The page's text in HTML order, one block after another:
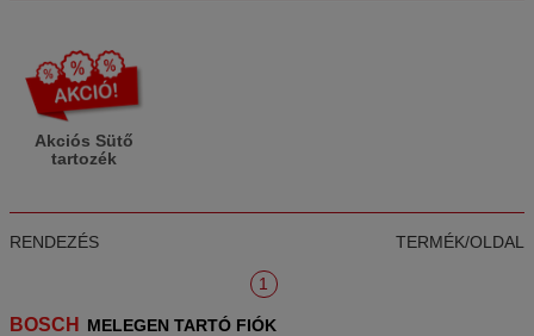
Akciós Sütő
tartozék
RENDEZÉS TERMÉK/OLDAL
1
BOSCH MELEGEN TARTÓ FIÓK